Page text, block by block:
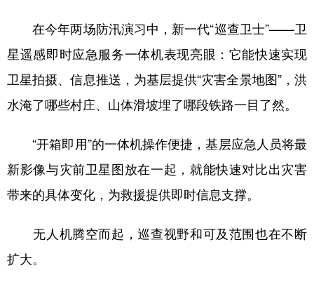
山东 河南 湖北 湖南
广东 广西 海南 重庆
四川 贵州 云南 西藏
陕西 甘肃 青海 宁夏
新疆 内蒙古 黑龙江
多语种频道
English Español Français عربى
在今年两场防汛演习中，新一代“巡查卫士”——卫
星遥感即时应急服务一体机表现亮眼：它能快速实现
卫星拍摄、信息推送，为基层提供“灾害全景地图”，洪
水淹了哪些村庄、山体滑坡埋了哪段铁路一目了然。
“开箱即用”的一体机操作便捷，基层应急人员将最
新影像与灾前卫星图放在一起，就能快速对比出灾害
带来的具体变化，为救援提供即时信息支撑。
无人机腾空而起，巡查视野和可及范围也在不断
扩大。